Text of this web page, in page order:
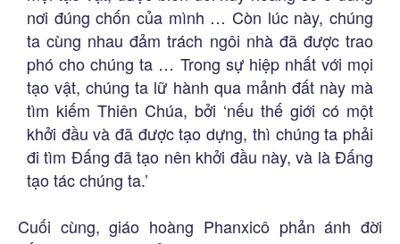
nơi đúng chốn của mình … Còn lúc này, chúng
ta cùng nhau đảm trách ngôi nhà đã được trao
phó cho chúng ta … Trong sự hiệp nhất với mọi
tạo vật, chúng ta lữ hành qua mảnh đất này mà
tìm kiếm Thiên Chúa, bởi ‘nếu thế giới có một
khởi đầu và đã được tạo dựng, thì chúng ta phải
đi tìm Đấng đã tạo nên khởi đầu này, và là Đấng
tạo tác chúng ta.’
Cuối cùng, giáo hoàng Phanxicô phản ánh đời